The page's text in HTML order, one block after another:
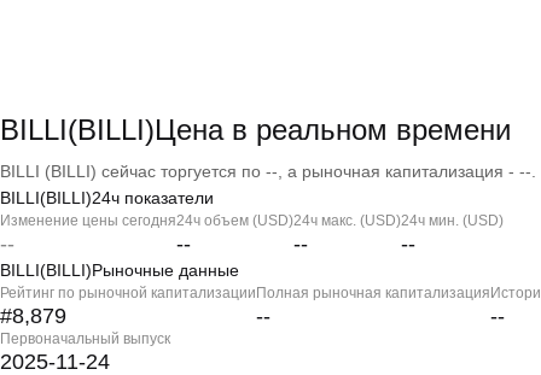
BILLI(BILLI)Цена в реальном времени
BILLI (BILLI) сейчас торгуется по --, а рыночная капитализация - --.
BILLI(BILLI)24ч показатели
Изменение цены сегодня
--
24ч объем (USD)
--
24ч макс. (USD)
--
24ч мин. (USD)
--
BILLI(BILLI)Рыночные данные
Рейтинг по рыночной капитализации
#8,879
Полная рыночная капитализация
-- --
Первоначальный выпуск
2025-11-24